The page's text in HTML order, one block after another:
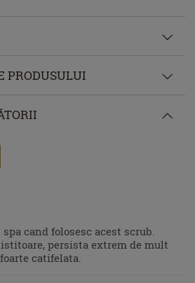
PRODUSULUI
cand folosesc acest scrub.
persista extrem de mult
catifelata.